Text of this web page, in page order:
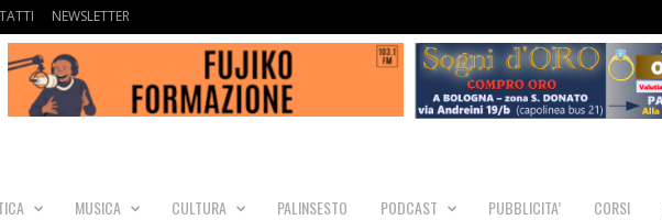
NEWSLETTER
MUSICA CULTURA PALINSESTO PODCAST PUBBLICITA’ CORSI